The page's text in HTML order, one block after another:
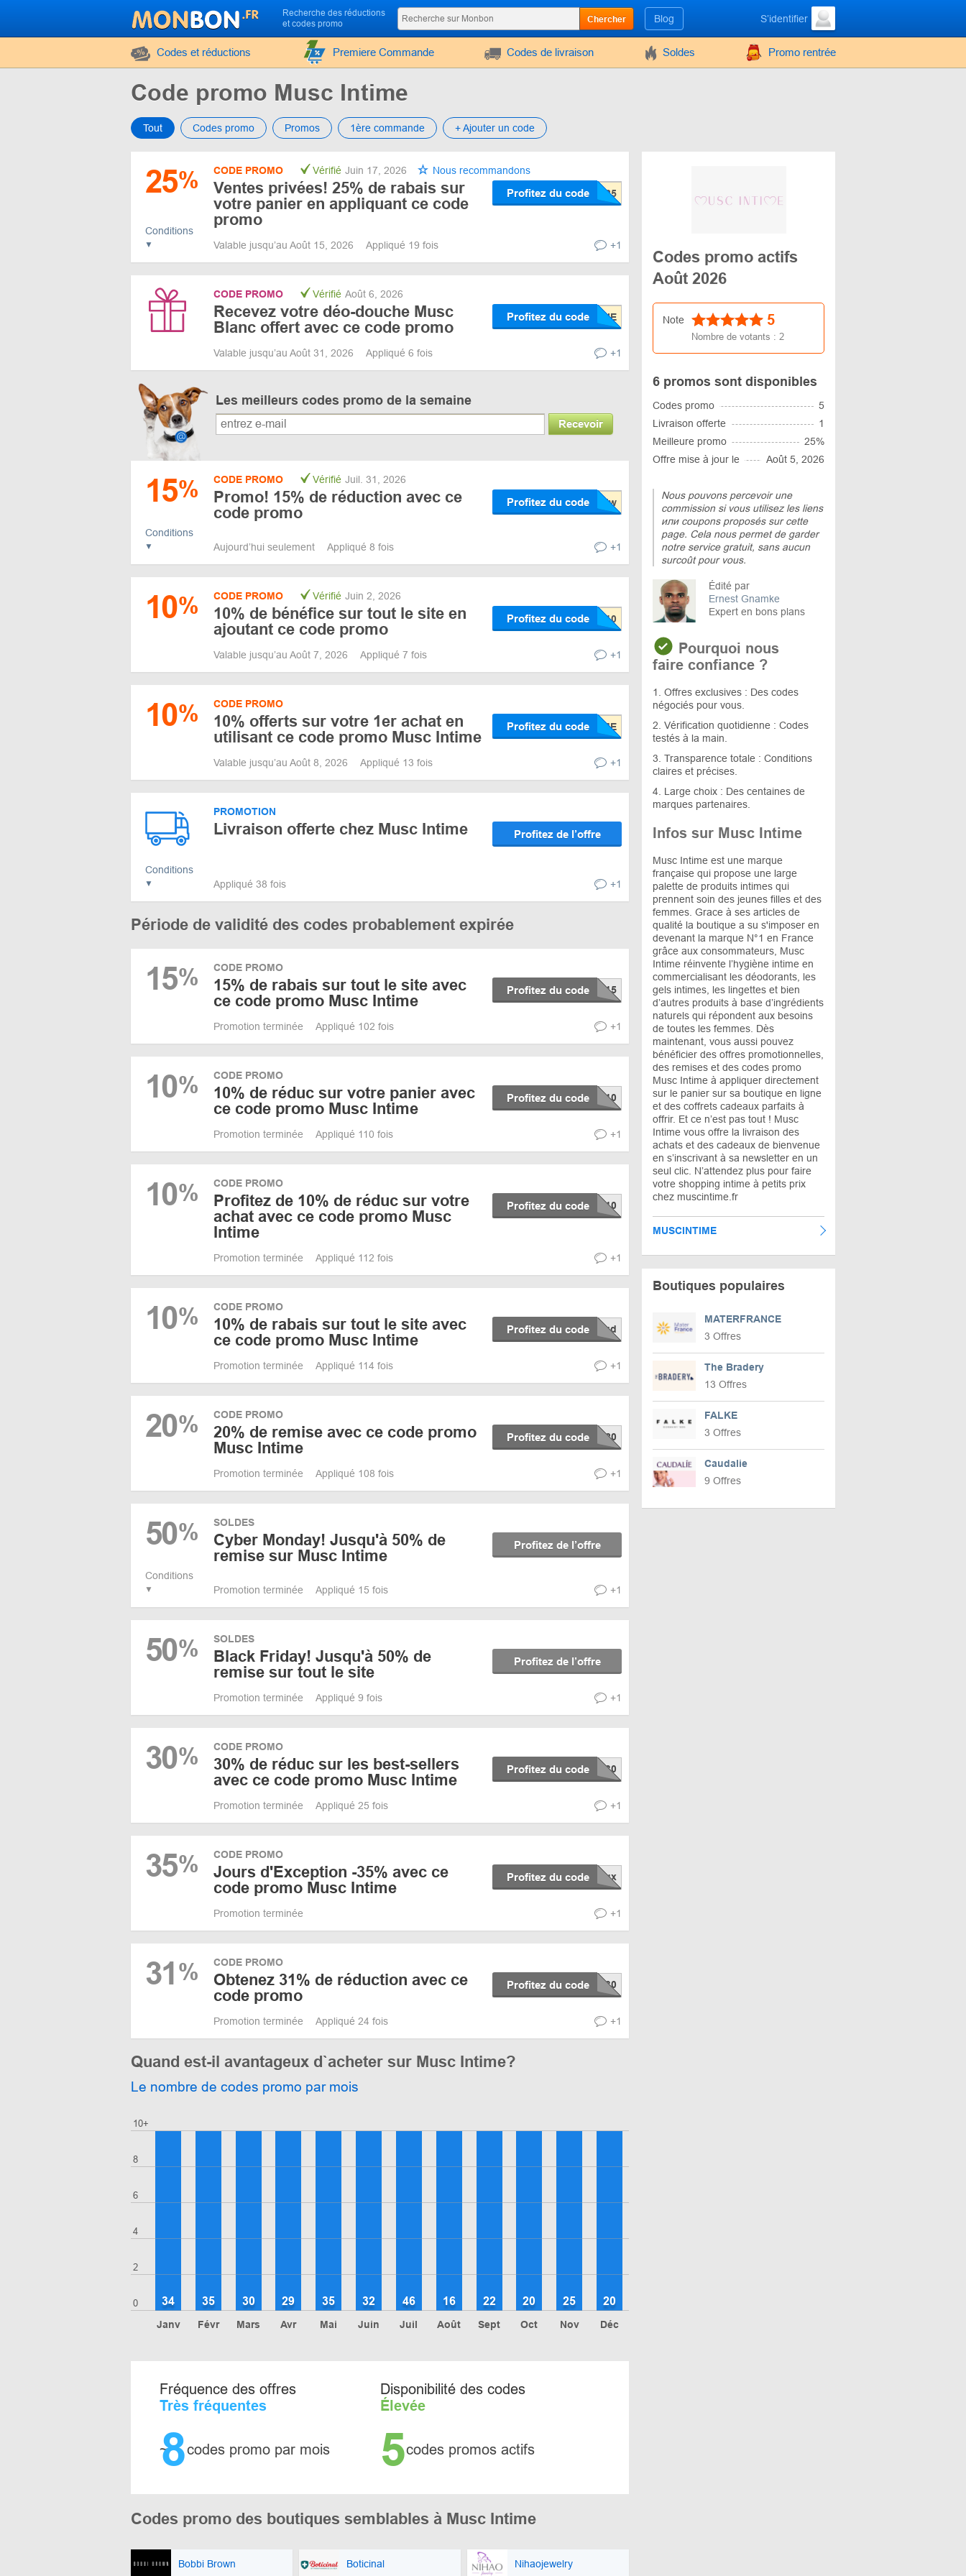
Recherche des réductions
et codes promo
Chercher Blog S’identifier
Codes et réductions Premiere Commande Codes de livraison Soldes Promo rentrée
Code promo Musc Intime
Tout Codes promo Promos 1ère commande + Ajouter un code
25%
Conditions
CODE PROMO Vérifié Juin 17, 2026 Nous recommandons
Ventes privées! 25% de rabais sur
votre panier en appliquant ce code
promo
Profitez du code
Valable jusqu’au Août 15, 2026 Appliqué 19 fois +1
CODE PROMO Vérifié Août 6, 2026
Recevez votre déo-douche Musc
Blanc offert avec ce code promo
Profitez du code
Valable jusqu’au Août 31, 2026 Appliqué 6 fois +1
Les meilleurs codes promo de la semaine
Recevoir
15%
Conditions
CODE PROMO Vérifié Juil. 31, 2026
Promo! 15% de réduction avec ce
code promo
Profitez du code
Aujourd’hui seulement Appliqué 8 fois +1
10% CODE PROMO Vérifié Juin 2, 2026
10% de bénéfice sur tout le site en
ajoutant ce code promo
Profitez du code
Valable jusqu’au Août 7, 2026 Appliqué 7 fois +1
10% CODE PROMO
10% offerts sur votre 1er achat en
utilisant ce code promo Musc Intime
Profitez du code
Valable jusqu’au Août 8, 2026 Appliqué 13 fois +1
Conditions
PROMOTION
Livraison offerte chez Musc Intime Profitez de l’offre
Appliqué 38 fois +1
Période de validité des codes probablement expirée
15% CODE PROMO
15% de rabais sur tout le site avec
ce code promo Musc Intime
Profitez du code
Promotion terminée Appliqué 102 fois +1
10% CODE PROMO
10% de réduc sur votre panier avec
ce code promo Musc Intime
Profitez du code
Promotion terminée Appliqué 110 fois +1
10% CODE PROMO
Profitez de 10% de réduc sur votre
achat avec ce code promo Musc
Intime
Profitez du code
Promotion terminée Appliqué 112 fois +1
10% CODE PROMO
10% de rabais sur tout le site avec
ce code promo Musc Intime
Profitez du code
Promotion terminée Appliqué 114 fois +1
20% CODE PROMO
20% de remise avec ce code promo
Musc Intime
Profitez du code
Promotion terminée Appliqué 108 fois +1
50%
Conditions
SOLDES
Cyber Monday! Jusqu'à 50% de
remise sur Musc Intime
Profitez de l’offre
Promotion terminée Appliqué 15 fois +1
50% SOLDES
Black Friday! Jusqu'à 50% de
remise sur tout le site
Profitez de l’offre
Promotion terminée Appliqué 9 fois +1
30% CODE PROMO
30% de réduc sur les best-sellers
avec ce code promo Musc Intime
Profitez du code
Promotion terminée Appliqué 25 fois +1
35% CODE PROMO
Jours d'Exception -35% avec ce
code promo Musc Intime
Profitez du code
Promotion terminée +1
31% CODE PROMO
Obtenez 31% de réduction avec ce
code promo
Profitez du code
Promotion terminée Appliqué 24 fois +1
Quand est-il avantageux d`acheter sur Musc Intime?
Le nombre de codes promo par mois
0
2
4
6
8
10+
Janv
34
Févr
35
Mars
30
Avr
29
Mai
35
Juin
32
Juil
46
Août
16
Sept
22
Oct
20
Nov
25
Déc
20
Fréquence des offres
Très fréquentes
~
8codes promo par mois
Disponibilité des codes
Élevée
5codes promos actifs
Codes promo des boutiques semblables à Musc Intime
Bobbi Brown Boticinal Nihaojewelry
Codes promo actifs
Août 2026
Note 5
Nombre de votants : 2
6 promos sont disponibles
Codes promo
5
Livraison offerte
1
Meilleure promo
25%
Offre mise à jour le
Août 5, 2026
Nous pouvons percevoir une
commission si vous utilisez les liens
или coupons proposés sur cette
page. Cela nous permet de garder
notre service gratuit, sans aucun
surcoût pour vous.
Édité par
Ernest Gnamke
Expert en bons plans
Pourquoi nous
faire confiance ?
1. Offres exclusives : Des codes
négociés pour vous.
2. Vérification quotidienne : Codes
testés à la main.
3. Transparence totale : Conditions
claires et précises.
4. Large choix : Des centaines de
marques partenaires.
Infos sur Musc Intime
Musc Intime est une marque
française qui propose une large
palette de produits intimes qui
prennent soin des jeunes filles et des
femmes. Grace à ses articles de
qualité la boutique a su s'imposer en
devenant la marque N°1 en France
grâce aux consommateurs, Musc
Intime réinvente l’hygiène intime en
commercialisant les déodorants, les
gels intimes, les lingettes et bien
d’autres produits à base d’ingrédients
naturels qui répondent aux besoins
de toutes les femmes. Dès
maintenant, vous aussi pouvez
bénéficier des offres promotionnelles,
des remises et des codes promo
Musc Intime à appliquer directement
sur le panier sur sa boutique en ligne
et des coffrets cadeaux parfaits à
offrir. Et ce n’est pas tout ! Musc
Intime vous offre la livraison des
achats et des cadeaux de bienvenue
en s’inscrivant à sa newsletter en un
seul clic. N’attendez plus pour faire
votre shopping intime à petits prix
chez muscintime.fr
MUSCINTIME
Boutiques populaires
MATERFRANCE
3 Offres
The Bradery
13 Offres
FALKE
3 Offres
Caudalie
9 Offres